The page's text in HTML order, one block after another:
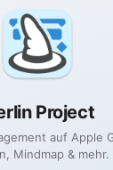
Project
auf Apple
Mindmap & mehr.